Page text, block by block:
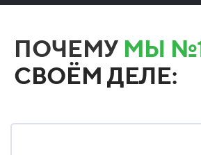
ПОЧЕМУ МЫ
СВОЁМ ДЕЛЕ: